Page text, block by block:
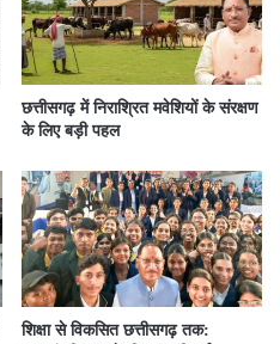
छत्तीसगढ़ में निराश्रित मवेशियों के संरक्षण
के लिए बड़ी पहल
शिक्षा से विकसित छत्तीसगढ़ तक: